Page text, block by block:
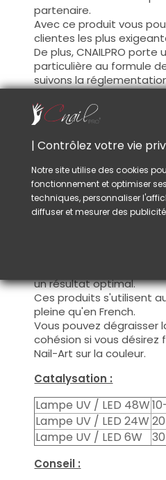
partenaire.
Avec ce produit vous
clientes les plus
De plus, CNAILPRO
particulière au formule
suivons la
garantissons la
Ceci pour garantir une
optimale.
Cette couleur s'applique
manière fine, sur la base
nécessaire de dégraisser
cohésion) ou sur la
Ce produit s'applique
fermez le bord libre à
appliquez la deuxième
un résultat optimal.
Ces produits s'utilisent
pleine qu'en French.
Vous pouvez dégraisser
cohésion si vous désirez
Nail-Art sur la couleur.
Catalysation :
Lampe UV / LED 48W
Lampe UV / LED 24W
Lampe UV / LED 6W
Conseil :
| Contrôlez votre vie
Notre site utilise des cookies
fonctionnement et optimiser
techniques, personnaliser
diffuser et mesurer des